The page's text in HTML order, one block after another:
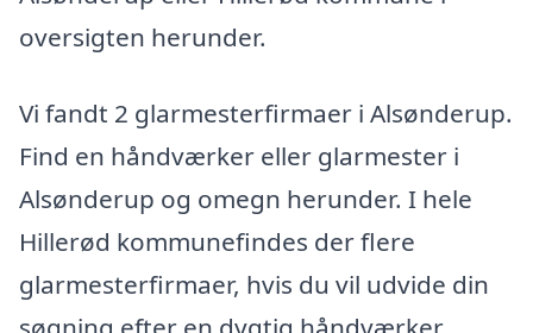
oversigten herunder.
Vi fandt 2 glarmesterfirmaer i Alsønderup.
Find en håndværker eller glarmester i
Alsønderup og omegn herunder. I hele
Hillerød kommunefindes der flere
glarmesterfirmaer, hvis du vil udvide din